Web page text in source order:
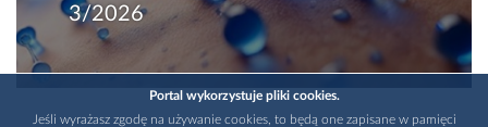
3/2026
Portal wykorzystuje pliki cookies.
Jeśli wyrażasz zgodę na używanie cookies, to będą one zapisane w pamięci